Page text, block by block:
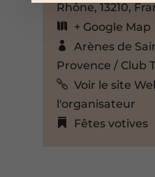
Rhône, 13210,
+ Google Map
Arènes de
Provence / Club
Voir le site
l'organisateur
Fêtes votives